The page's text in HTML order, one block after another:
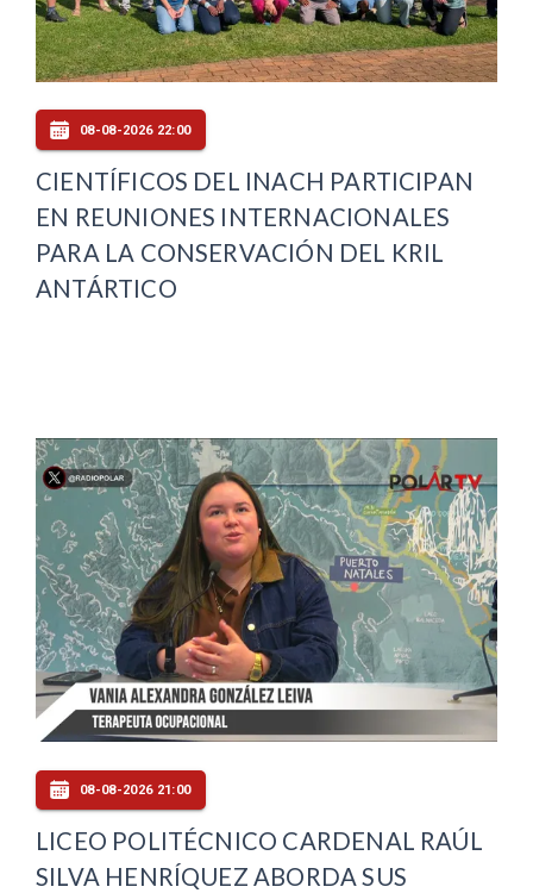
08-08-2026 22:00
CIENTÍFICOS DEL INACH PARTICIPAN
EN REUNIONES INTERNACIONALES
PARA LA CONSERVACIÓN DEL KRIL
ANTÁRTICO
08-08-2026 21:00
LICEO POLITÉCNICO CARDENAL RAÚL
SILVA HENRÍQUEZ ABORDA SUS